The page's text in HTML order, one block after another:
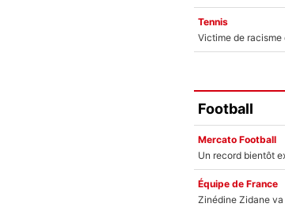
Tennis
Football
Mercato Football
Équipe de France